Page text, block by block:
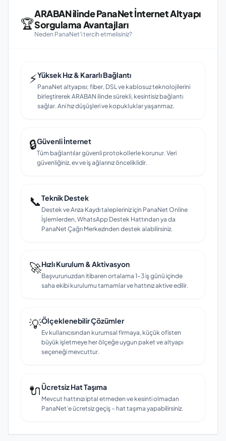
🏆
ARABAN ilinde PanaNet İnternet Altyapı
Sorgulama Avantajları
Neden PanaNet'i tercih etmelisiniz?
⚡Yüksek Hız & Kararlı Bağlantı
PanaNet altyapısı; fiber, DSL ve kablosuz teknolojilerini
birleştirerek ARABAN ilinde sürekli, kesintisiz bağlantı
sağlar. Ani hız düşüşleri ve kopukluklar yaşanmaz.
🔒Güvenli İnternet
Tüm bağlantılar güvenli protokollerle korunur. Veri
güvenliğiniz, ev ve iş ağlarınız önceliklidir.
📞Teknik Destek
Destek ve Arıza Kaydı talepleriniz için PanaNet Online
İşlemlerden, WhatsApp Destek Hattından ya da
PanaNet Çağrı Merkezinden destek alabilirsiniz.
🚀Hızlı Kurulum & Aktivasyon
Başvurunuzdan itibaren ortalama 1–3 iş günü içinde
saha ekibi kurulumu tamamlar ve hattınız aktive edilir.
💡Ölçeklenebilir Çözümler
Ev kullanıcısından kurumsal firmaya, küçük ofisten
büyük işletmeye her ölçeğe uygun paket ve altyapı
seçeneği mevcuttur.
🔌Ücretsiz Hat Taşıma
Mevcut hattınızı iptal etmeden ve kesinti olmadan
PanaNet'e ücretsiz geçiş – hat taşıma yapabilirsiniz.